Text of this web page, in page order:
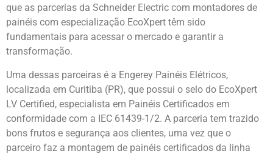
que as parcerias da Schneider Electric com montadores de
painéis com especialização EcoXpert têm sido
fundamentais para acessar o mercado e garantir a
transformação.
Uma dessas parceiras é a Engerey Painéis Elétricos,
localizada em Curitiba (PR), que possui o selo do EcoXpert
LV Certified, especialista em Painéis Certificados em
conformidade com a IEC 61439-1/2. A parceria tem trazido
bons frutos e segurança aos clientes, uma vez que o
parceiro faz a montagem de painéis certificados da linha